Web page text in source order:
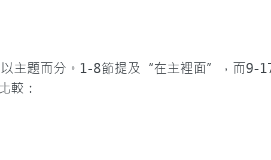
主題而分。1-8節提及“在主裡面”，而9-
較：